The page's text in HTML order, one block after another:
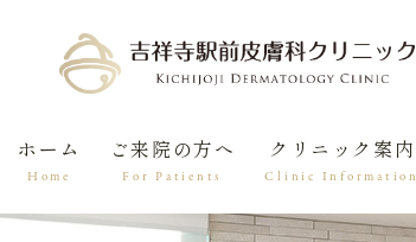
ホーム
Home
ご来院の方へ
For Patients
クリニック案内
Clinic Information